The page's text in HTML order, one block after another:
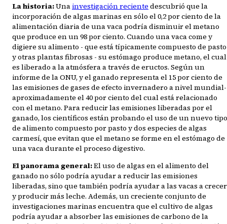
La historia:Una investigación reciente descubrió que la
incorporación de algas marinas en sólo el 0,2 por ciento de la
alimentación diaria de una vaca podría disminuir el metano
que produce en un 98 por ciento. Cuando una vaca come y
digiere su alimento - que está típicamente compuesto de pasto
y otras plantas fibrosas - su estómago produce metano, el cual
es liberado a la atmósfera a través de eructos. Según un
informe de la ONU, y el ganado representa el 15 por ciento de
las emisiones de gases de efecto invernadero a nivel mundial-
aproximadamente el 40 por ciento del cual está relacionado
con el metano. Para reducir las emisiones liberadas por el
ganado, los científicos están probando el uso de un nuevo tipo
de alimento compuesto por pasto y dos especies de algas
carmesí, que evitan que el metano se forme en el estómago de
una vaca durante el proceso digestivo.
El panorama general:El uso de algas en el alimento del
ganado no sólo podría ayudar a reducir las emisiones
liberadas, sino que también podría ayudar a las vacas a crecer
y producir más leche. Además, un creciente conjunto de
investigaciones marinas encuentra que el cultivo de algas
podría ayudar a absorber las emisiones de carbono de la